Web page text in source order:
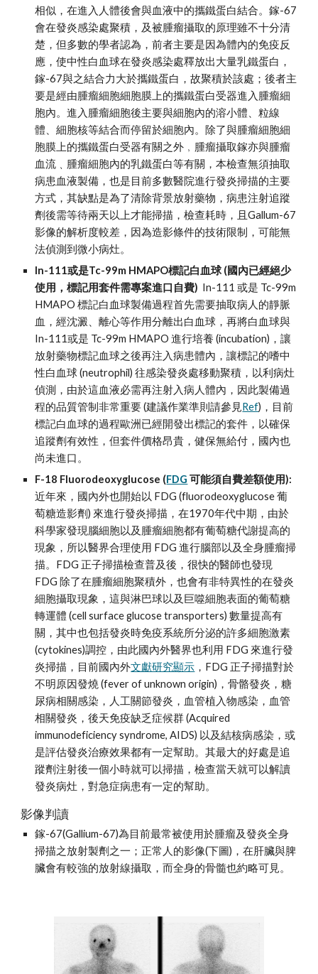
相似，在進入人體後會與血液中的攜鐵蛋白結合。鎵-67
會在發炎感染處聚積，及被腫瘤攝取的原理雖不十分清
楚，但多數的學者認為，前者主要是因為體內的免疫反
應，使中性白血球在發炎感染處釋放出大量乳鐵蛋白，
鎵-67與之結合力大於攜鐵蛋白，故聚積於該處；後者主
要是經由腫瘤細胞細胞膜上的攜鐵蛋白受器進入腫瘤細
胞內。進入腫瘤細胞後主要與細胞內的溶小體、粒線
體、細胞核等結合而停留於細胞內。除了與腫瘤細胞細
胞膜上的攜鐵蛋白受器有關之外﹐腫瘤攝取鎵亦與腫瘤
血流﹑腫瘤細胞內的乳鐵蛋白等有關，本檢查無須抽取
病患血液製備，也是目前多數醫院進行發炎掃描的主要
方式，其缺點是為了清除背景放射藥物，病患注射追蹤
劑後需等待兩天以上才能掃描，檢查耗時，且Gallum-67
影像的解析度較差，因為造影條件的技術限制，可能無
法偵測到微小病灶。
In-111或是Tc-99m HMAPO標記白血球 (國內已經絕少
使用，標記用套件需專案進口自費) In-111 或是 Tc-99m
HMAPO 標記白血球製備過程首先需要抽取病人的靜脈
血，經沈澱、離心等作用分離出白血球，再將白血球與
In-111或是 Tc-99m HMAPO 進行培養 (incubation)，讓
放射藥物標記血球之後再注入病患體內，讓標記的嗜中
性白血球 (neutrophil) 往感染發炎處移動聚積，以利病灶
偵測，由於這血液必需再注射入病人體內，因此製備過
程的品質管制非常重要 (建議作業準則請參見Ref)，目前
標記白血球的過程歐洲已經開發出標記的套件，以確保
追蹤劑有效性，但套件價格昂貴，健保無給付，國內也
尚未進口。
F-18 Fluorodeoxyglucose (FDG 可能須自費差額使用):
近年來，國內外也開始以 FDG (fluorodeoxyglucose 葡
萄糖造影劑) 來進行發炎掃描，在1970年代中期，由於
科學家發現腦細胞以及腫瘤細胞都有葡萄糖代謝提高的
現象，所以醫界合理使用 FDG 進行腦部以及全身腫瘤掃
描。FDG 正子掃描檢查普及後，很快的醫師也發現
FDG 除了在腫瘤細胞聚積外，也會有非特異性的在發炎
細胞攝取現象，這與淋巴球以及巨噬細胞表面的葡萄糖
轉運體 (cell surface glucose transporters) 數量提高有
關，其中也包括發炎時免疫系統所分泌的許多細胞激素
(cytokines)調控，由此國內外醫界也利用 FDG 來進行發
炎掃描，目前國內外文獻研究顯示 ，FDG 正子掃描對於
不明原因發燒 (fever of unknown origin)，骨骼發炎，糖
尿病相關感染，人工關節發炎，血管植入物感染，血管
相關發炎，後天免疫缺乏症候群 (Acquired
immunodeficiency syndrome, AIDS) 以及結核病感染，或
是評估發炎治療效果都有一定幫助。其最大的好處是追
蹤劑注射後一個小時就可以掃描，檢查當天就可以解讀
發炎病灶，對急症病患有一定的幫助。
影像判讀
鎵-67(Gallium-67)為目前最常被使用於腫瘤及發炎全身
掃描之放射製劑之一；正常人的影像(下圖)，在肝臟與脾
臟會有較強的放射線攝取，而全身的骨髓也約略可見。